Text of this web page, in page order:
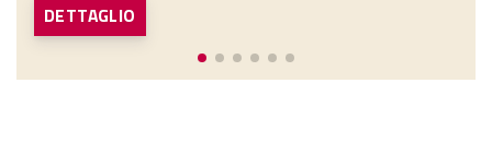
DETTAGLIO